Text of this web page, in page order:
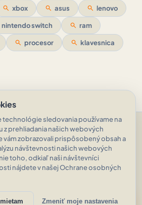
search xbox search asus search lenovo
nintendo switch search ram
search procesor search klavesnica
•Hodnotenia•Opýtajte sa AI
•Ochrana osobných údajov•
RSS Feed
history_edu „Prišiel (som), videl (som), zvíťazil“
(Gaius Julius Caesar)
|
1.8.2
eco
digitálnu uhlíkovú stopu.Zistiť viac auto_awesome
technológie sledovania používame na
z prehliadania našich webových
vám zobrazovali prispôsobený obsah a
návštevnosti našich webových
toho, odkiaľ naši návštevníci
nájdete v našej Ochrane osobných
Zmeniť moje nastavenia